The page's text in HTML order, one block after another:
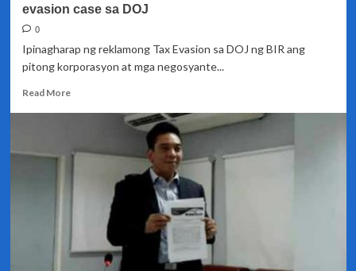
evasion
evasion case sa DOJ
0
Ipinagharap ng reklamong Tax Evasion sa DOJ ng BIR ang
pitong korporasyon at mga negosyante...
Read MoreRead
Kumpanya
negosyante,
sinampahan
evasion